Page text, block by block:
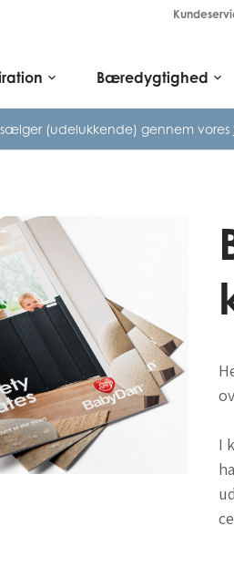
keyboard_arrow_down Bæredygtighed keyboard_arrow_down
(udelukkende) gennem vores
I